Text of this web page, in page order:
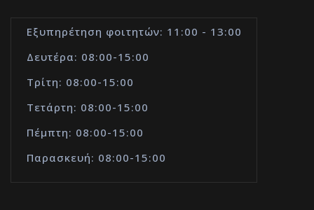
Εξυπηρέτηση φοιτητών: 11:00 - 13:00
Δευτέρα: 08:00-15:00
Τρίτη: 08:00-15:00
Τετάρτη: 08:00-15:00
Πέμπτη: 08:00-15:00
Παρασκευή: 08:00-15:00